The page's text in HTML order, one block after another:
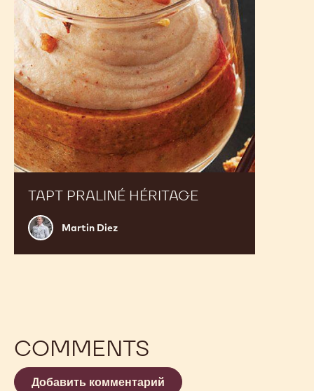
ТАРТ PRALINÉ HÉRITAGE
Martin
Diez
Martin Diez
COMMENTS
Добавить комментарий